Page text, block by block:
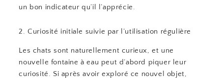
un bon indicateur qu’il l’apprécie.
2. Curiosité initiale suivie par l’utilisation régulière
Les chats sont naturellement curieux, et une
nouvelle fontaine à eau peut d’abord piquer leur
curiosité. Si après avoir exploré ce nouvel objet,